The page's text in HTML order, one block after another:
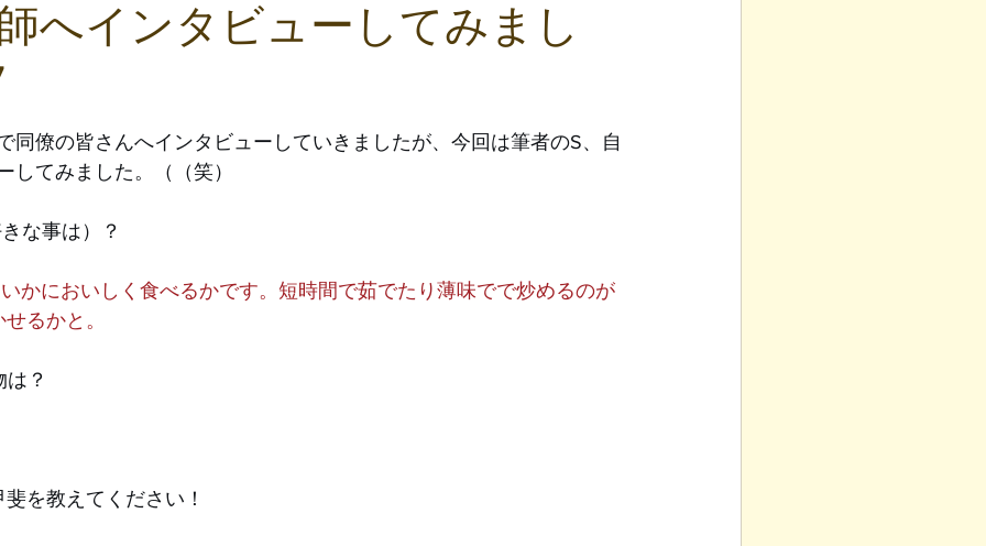
へインタビューしてみまし
同僚の皆さんへインタビューしていきましたが、今回は筆者のS、自
してみました。（（笑）
な事は）？
かにおいしく食べるかです。短時間で茹でたり薄味でで炒めるのが
せるかと。
？
を教えてください！